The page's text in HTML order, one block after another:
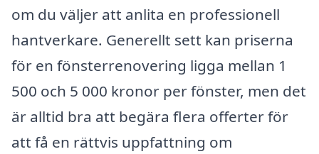
om du väljer att anlita en professionell
hantverkare. Generellt sett kan priserna
för en fönsterrenovering ligga mellan 1
500 och 5 000 kronor per fönster, men det
är alltid bra att begära flera offerter för
att få en rättvis uppfattning om